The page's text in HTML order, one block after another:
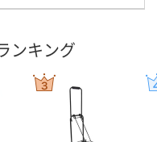
ンキング